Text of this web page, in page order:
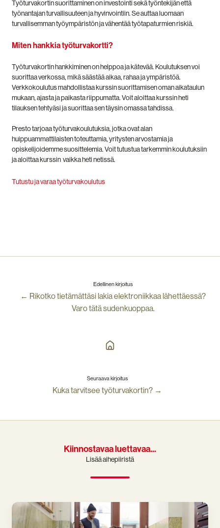
Työturvakortin suorittaminen on investointi sekä työntekijän että
työnantajan turvallisuuteen ja hyvinvointiin. Se auttaa luomaan
turvallisemman työympäristön ja vähentää työtapaturmien riskiä.
Miten hankkia työturvakortti?
Työturvakortin hankkiminen on helppoa ja kätevää. Koulutuksen voi
suorittaa verkossa, mikä säästää aikaa, rahaa ja ympäristöä.
Verkkokoulutus mahdollistaa kurssin suorittamisen oman aikataulun
mukaan, ajasta ja paikasta riippumatta. Voit aloittaa kurssin heti
tilauksen tehtyäsi ja suorittaa sen täysin omassa tahdissa.
Presto tarjoaa työturvakoulutuksia, jotka ovat alan
huippuammattilaisten toteuttamia, yritysten arvostamia ja
opiskelijoidemme suosittelemia. Voit tutustua tarkemmin koulutuksiin
ja aloittaa kurssin vaikka heti netissä.
Tutustu ja varaa työturvakoulutus
Edellinen kirjoitus
← Rikotko tietämättäsi lakia elektroniikkaa lähettäessä?
Varo tätä sudenkuoppaa.
Seuraava kirjoitus
Kuka tarvitsee työturvakortin? →
Kiinnostavaa luettavaa...
Lisää aihepiiristä
Mitä
on